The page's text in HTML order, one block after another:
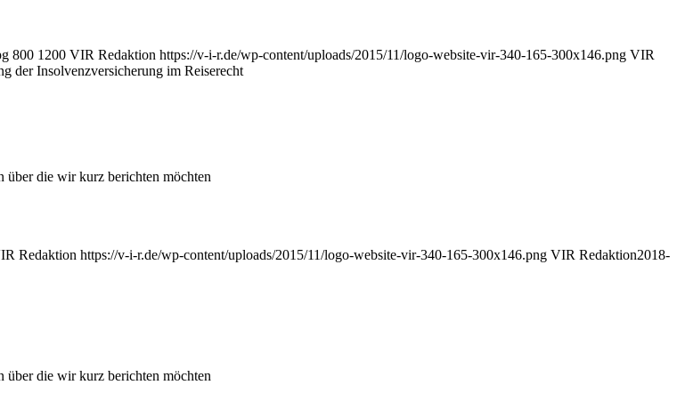
800 1200 VIR Redaktion https://v-i-r.de/wp-content/uploads/2015/11/logo-website-vir-340-165-300x146.png VIR
der Insolvenzversicherung im Reiserecht
über die wir kurz berichten möchten
Redaktion https://v-i-r.de/wp-content/uploads/2015/11/logo-website-vir-340-165-300x146.png VIR Redaktion2018-
über die wir kurz berichten möchten